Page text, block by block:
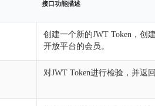
接口功能描述
创建一个新的JWT Token，创
开放平台的会员。
对JWT Token进行检验，并返